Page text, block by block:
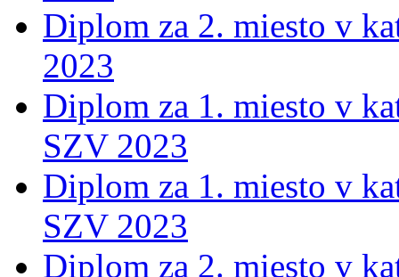
Diplom za 2. miesto v
2023
Diplom za 1. miesto v
SZV 2023
Diplom za 1. miesto v
SZV 2023
Diplom za 2. miesto v